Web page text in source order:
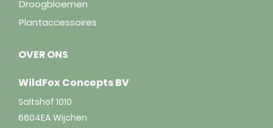
Droogbloemen
Plantaccessoires
OVER ONS
WildFox Concepts BV
Saltshof 1010
6604EA Wijchen